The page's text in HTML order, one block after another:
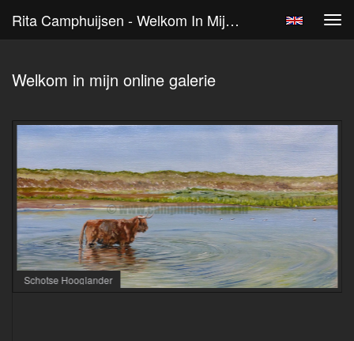
Rita Camphuijsen - Welkom In Mijn Online Galerie
Welkom in mijn online galerie
Schotse Hooglander